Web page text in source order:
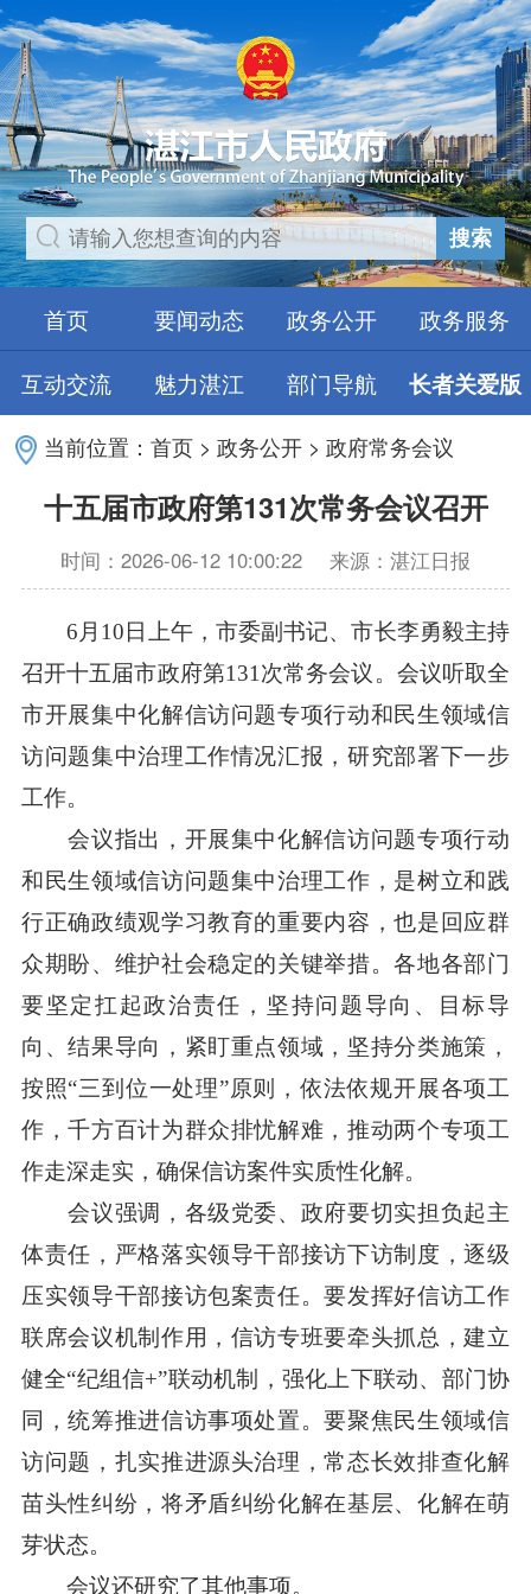
搜索
首页 要闻动态 政务公开
政务服务
互动交流
魅力湛江 部门导航 长者关爱版
当前位置：首页 >政务公开 >政府常务会议
十五届市政府第131次常务会议召开
时间：2026-06-12 10:00:22 来源：湛江日报
6月10日上午，市委副书记、市长李勇毅主持
召开十五届市政府第131次常务会议。会议听取全
市开展集中化解信访问题专项行动和民生领域信
访问题集中治理工作情况汇报，研究部署下一步
工作。
会议指出，开展集中化解信访问题专项行动
和民生领域信访问题集中治理工作，是树立和践
行正确政绩观学习教育的重要内容，也是回应群
众期盼、维护社会稳定的关键举措。各地各部门
要坚定扛起政治责任，坚持问题导向、目标导
向、结果导向，紧盯重点领域，坚持分类施策，
按照“三到位一处理”原则，依法依规开展各项工
作，千方百计为群众排忧解难，推动两个专项工
作走深走实，确保信访案件实质性化解。
会议强调，各级党委、政府要切实担负起主
体责任，严格落实领导干部接访下访制度，逐级
压实领导干部接访包案责任。要发挥好信访工作
联席会议机制作用，信访专班要牵头抓总，建立
健全“纪组信+”联动机制，强化上下联动、部门协
同，统筹推进信访事项处置。要聚焦民生领域信
访问题，扎实推进源头治理，常态长效排查化解
苗头性纠纷，将矛盾纠纷化解在基层、化解在萌
芽状态。
会议还研究了其他事项。